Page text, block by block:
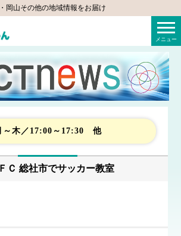
岡山その他の地域情報をお届け
KCTコミちゃん（倉敷ケーブルテレビ）
メニュー
～木／17:00～17:30 他
Ｃ 総社市でサッカー教室